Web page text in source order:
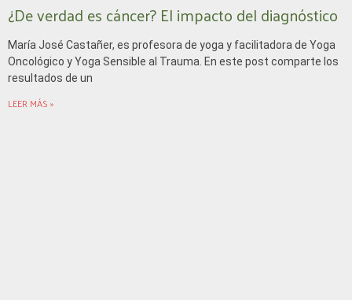
¿De verdad es cáncer? El impacto del diagnóstico
María José Castañer, es profesora de yoga y facilitadora de Yoga
Oncológico y Yoga Sensible al Trauma. En este post comparte los
resultados de un
LEER MÁS »